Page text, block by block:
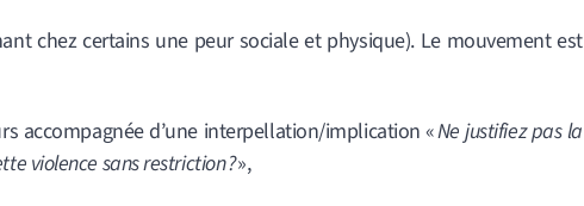
chez certains une peur sociale et physique). Le mouvement est
accompagnée d’une interpellation/implication «Ne justifiez pas la
violence sans restriction ?»,